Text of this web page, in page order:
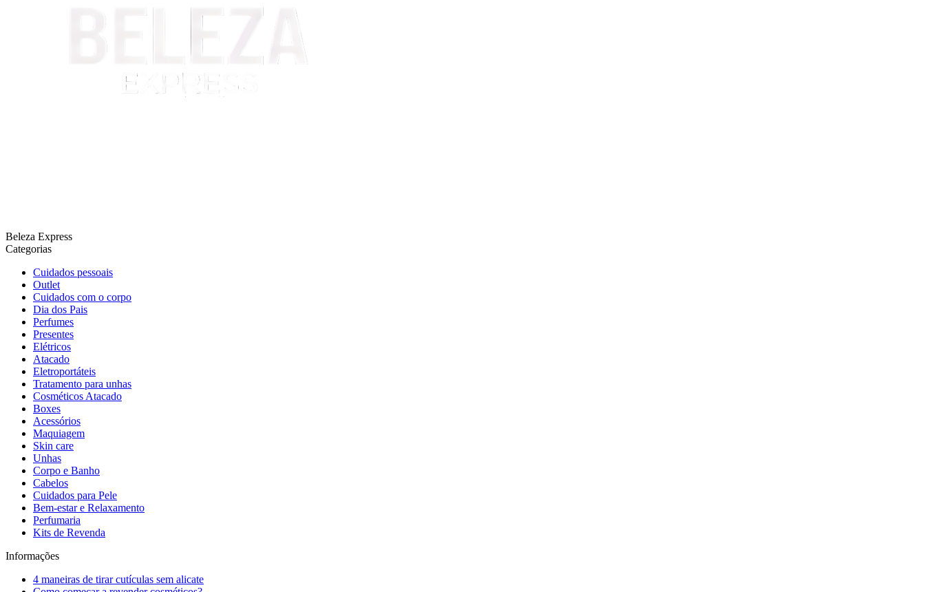
Beleza Express
Categorias
Cuidados pessoais
Outlet
Cuidados com o corpo
Dia dos Pais
Perfumes
Presentes
Elétricos
Atacado
Eletroportáteis
Tratamento para unhas
Cosméticos Atacado
Boxes
Acessórios
Maquiagem
Skin care
Unhas
Corpo e Banho
Cabelos
Cuidados para Pele
Bem-estar e Relaxamento
Perfumaria
Kits de Revenda
Informações
4 maneiras de tirar cutículas sem alicate